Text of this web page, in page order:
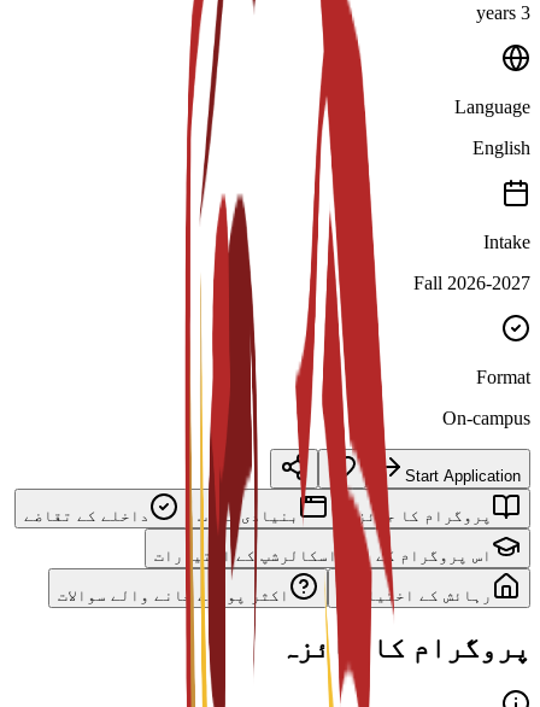
3 years
Language
English
Intake
Fall 2026-2027
Format
On-campus
Start Application
پروگرام کا جائزہ بنیادی نصاب داخلے کے تقاضے
اس پروگرام کے لیے اسکالرشپ کے اختیارات
رہائش کے اختیارات اکثر پوچھے جانے والے سوالات
پروگرام کا جائزہ